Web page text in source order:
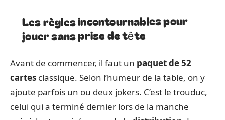
Les règles incontournables pour
jouer sans prise de tête
Avant de commencer, il faut un paquet de 52
cartes classique. Selon l’humeur de la table, on y
ajoute parfois un ou deux jokers. C’est le trouduc,
celui qui a terminé dernier lors de la manche